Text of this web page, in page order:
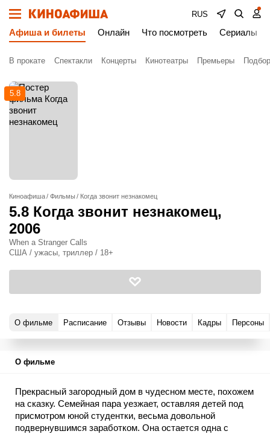
RUS
Афиша и билеты Онлайн Что посмотреть Сериалы
В прокате Спектакли Концерты Кинотеатры Премьеры
5.8
Киноафиша Фильмы Когда звонит незнакомец
5.8 Когда звонит незнакомец,
2006
When a Stranger Calls
США / ужасы, триллер / 18+
О фильме Расписание Отзывы Новости Кадры Персоны
О фильме
Прекрасный загородный дом в чудесном месте, похожем
на сказку. Семейная пара уезжает, оставляя детей под
присмотром юной студентки, весьма довольной
подвернувшимся заработком. Она остается одна с